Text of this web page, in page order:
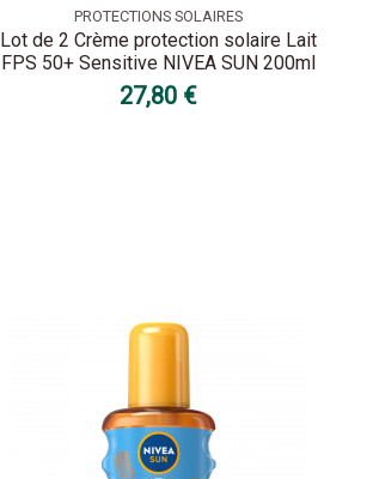
PROTECTIONS SOLAIRES
Lot de 2 Crème protection solaire Lait
FPS 50+ Sensitive NIVEA SUN 200ml
27,80 €